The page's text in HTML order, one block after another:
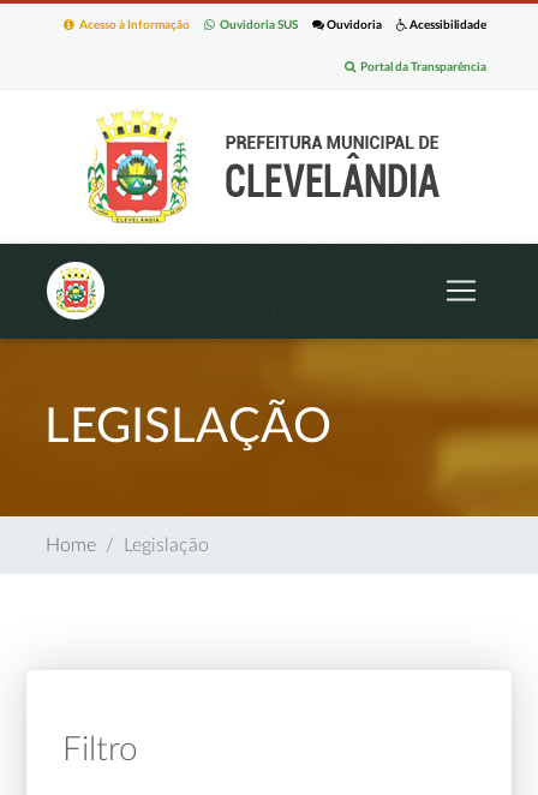
Acessibilidade
Ouvidoria
Ouvidoria SUS
Acesso à Informação
Portal da Transparência
LEGISLAÇÃO
Home Legislação
Filtro